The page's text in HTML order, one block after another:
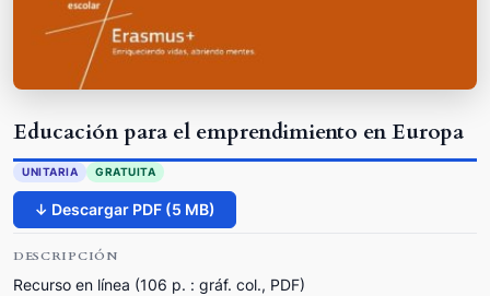
Educación para el emprendimiento en Europa
UNITARIA GRATUITA
↓ Descargar PDF (5 MB)
DESCRIPCIÓN
Recurso en línea (106 p. : gráf. col., PDF)